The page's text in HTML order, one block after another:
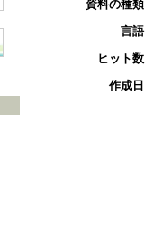
資料の種類
言語
ヒット数
作成日